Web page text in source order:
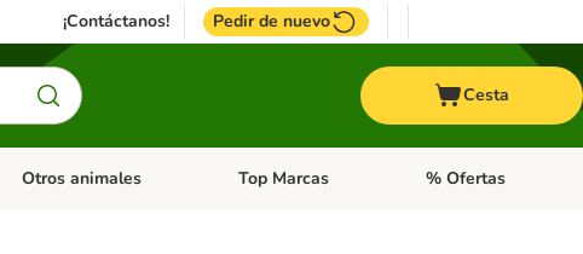
¡Contáctanos! Pedir de nuevo
Cesta
Roedores y +
Menú de categoria abierto: Pájaros
Otros animales Menú de categoria abierto: Otros animales
Top Marcas Menú de categoria
% Ofertas